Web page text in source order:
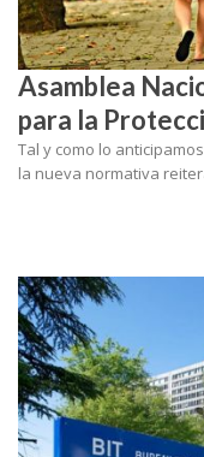
Asamblea
para la
Tal y como lo
la nueva normativa